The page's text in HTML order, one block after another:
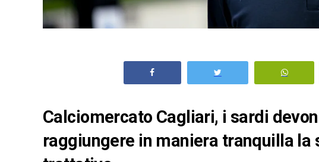
Calciomercato Cagliari, i sardi
raggiungere in maniera tranquilla la